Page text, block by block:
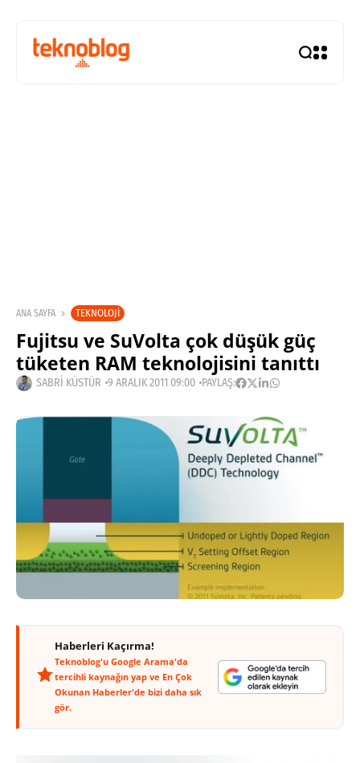
ANA SAYFA TEKNOLOJI
Fujitsu ve SuVolta çok düşük güç
tüketen RAM teknolojisini tanıttı
SABRI KÜSTÜR 9 ARALIK 2011 09:00 PAYLAŞ:
Haberleri Kaçırma!
Teknoblog'u Google Arama'da
tercihli kaynağın yap ve En Çok
Okunan Haberler'de bizi daha sık
gör.